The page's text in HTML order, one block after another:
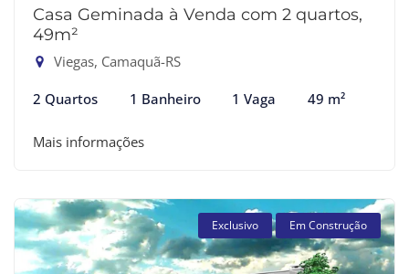
Casa Geminada à Venda com 2 quartos,
49m²
Viegas, Camaquã-RS
2 Quartos 1 Banheiro 1 Vaga 49 m²
Mais informações
Exclusivo Em Construção